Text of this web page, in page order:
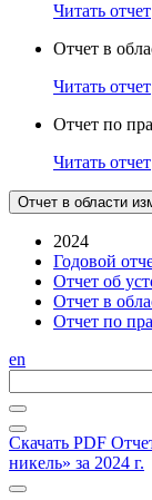
Читать отчет
Отчет в
Читать отчет
Отчет по
Читать отчет
Отчет в области
2024
Годовой
Отчет об
Отчет в
Отчет по
en
Скачать PDF
никель» за 2024 г.